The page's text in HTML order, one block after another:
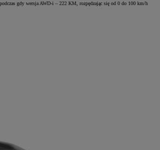
gdy wersja AWD-i – 222 KM, rozpędzając się od 0 do 100 km/h